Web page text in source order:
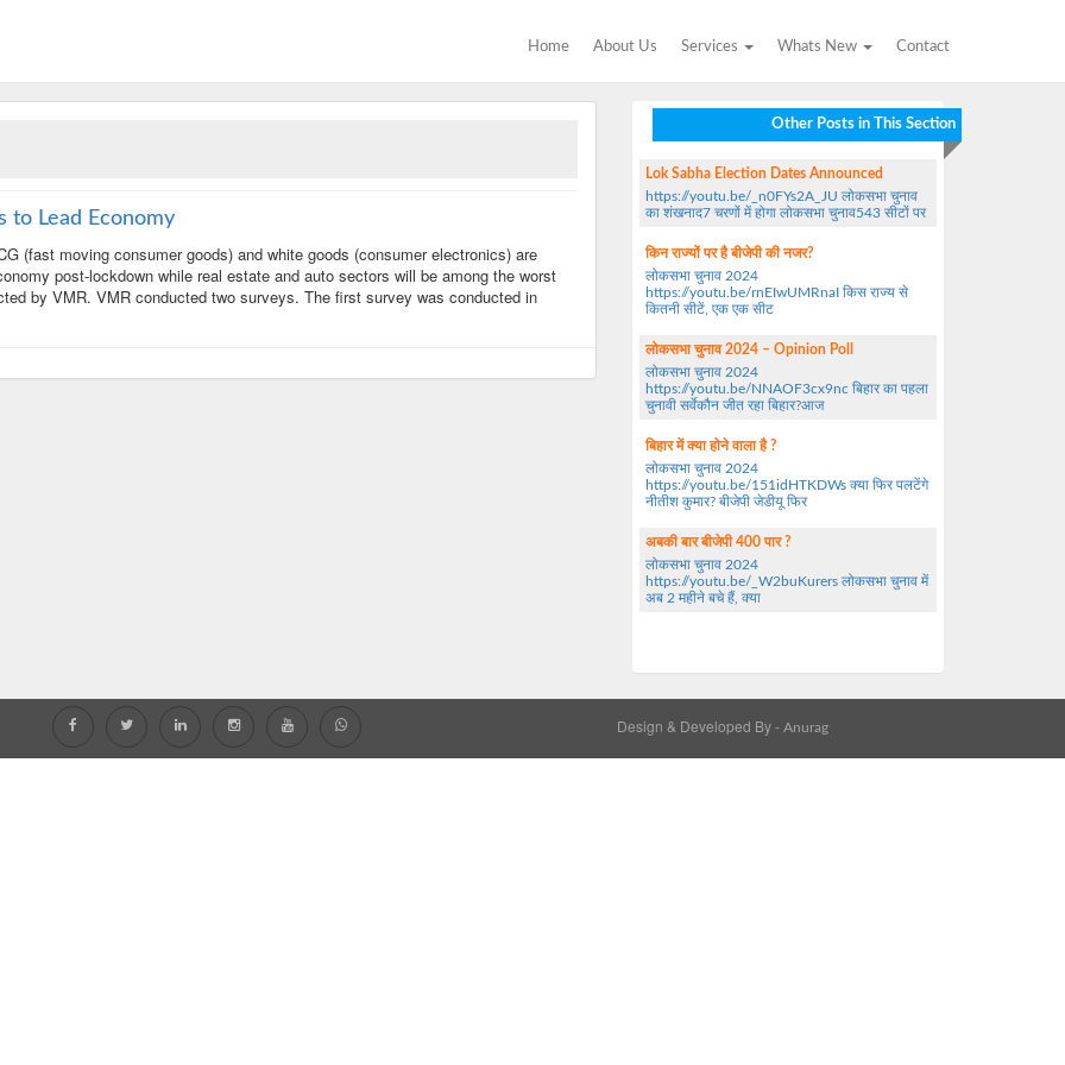
Home About Us Services Whats New Contact
to Lead Economy
(fast moving consumer goods) and white goods (consumer electronics) are
post-lockdown while real estate and auto sectors will be among the worst
by VMR. VMR conducted two surveys. The first survey was conducted in
Other Posts in This Section
Lok Sabha Election Dates Announced
https://youtu.be/_n0FYs2A_JU लोकसभा चुनाव
का शंखनाद7 चरणों में होगा लोकसभा चुनाव543 सीटों पर
किन राज्यों पर है बीजेपी की नजर?
लोकसभा चुनाव 2024
https://youtu.be/rnEIwUMRnaI किस राज्य से
कितनी सीटें, एक एक सीट
लोकसभा चुनाव 2024 – Opinion Poll
लोकसभा चुनाव 2024
https://youtu.be/NNAOF3cx9nc बिहार का पहला
चुनावी सर्वेकौन जीत रहा बिहार?आज
बिहार में क्या होने वाला है ?
लोकसभा चुनाव 2024
https://youtu.be/151idHTKDWs क्या फिर पलटेंगे
नीतीश कुमार? बीजेपी जेडीयू फिर
अबकी बार बीजेपी 400 पार ?
लोकसभा चुनाव 2024
https://youtu.be/_W2buKurers लोकसभा चुनाव में
अब 2 महीने बचे हैं, क्या
Design & Developed By - Anurag